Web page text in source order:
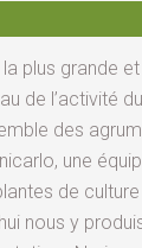
la plus grande
de l’activité
des
une
de
nous y